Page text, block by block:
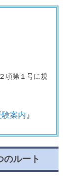
項第１号に規
案内 』
のルート